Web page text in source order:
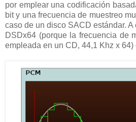
por emplear una codificación
bit y una frecuencia de muestreo
caso de un disco SACD estándar.
DSDx64 (porque la frecuencia de
empleada en un CD, 44,1 Khz x 64)